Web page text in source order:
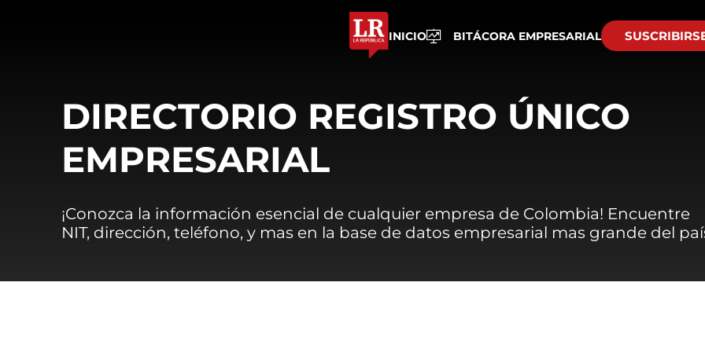
INICIO BITÁCORA EMPRESARIAL
DIRECTORIO REGISTRO ÚNICO
EMPRESARIAL
¡Conozca la información esencial de cualquier empresa de Colombia! Encuentre
NIT, dirección, teléfono, y mas en la base de datos empresarial mas grande del